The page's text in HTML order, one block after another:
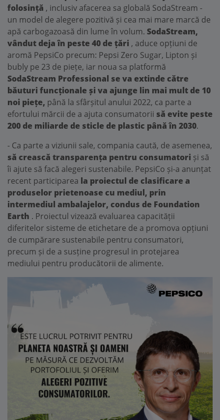
folosință , inclusiv afacerea sa globală SodaStream -
un model de alegere pozitivă și cea mai mare marcă de
apă carbogazoasă din lume în volum. SodaStream,
vândut deja în peste 40 de țări , aduce opțiuni de
aromă PepsiCo precum: Pepsi Zero Sugar, Lipton și
bubly pe 23 de piețe, iar noua sa platformă
SodaStream Professional se va extinde către
băuturi funcționale și va ajunge lin mai mult de 10
noi piețe, până la sfârșitul anului 2022, ca parte a
efortului mărcii de a ajuta consumatorii să evite peste
200 de miliarde de sticle de plastic până în 2030.
- Ca parte a viziunii sale, compania caută, de asemenea,
să crească transparența pentru consumatori și să
îi ajute să facă alegeri sustenabile. PepsiCo și-a anunțat
recent participarea la proiectul de clasificare a
produselor prietenoase cu mediul, prin
intermediul ambalajelor, condus de Foundation
Earth . Proiectul vizează evaluarea capacității
diferitelor sisteme de etichetare de a promova opțiuni
de cumpărare sustenabile pentru consumatori,
precum și de a susține progresul in protejarea
mediului pentru producătorii de alimente.